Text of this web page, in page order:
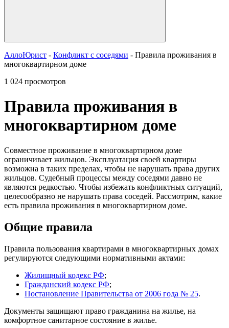
АллоЮрист - Конфликт с соседями - Правила проживания в
многоквартирном доме
1 024 просмотров
Правила проживания в
многоквартирном доме
Совместное проживание в многоквартирном доме
ограничивает жильцов. Эксплуатация своей квартиры
возможна в таких пределах, чтобы не нарушать права других
жильцов. Судебный процессы между соседями давно не
являются редкостью. Чтобы избежать конфликтных ситуаций,
целесообразно не нарушать права соседей. Рассмотрим, какие
есть правила проживания в многоквартирном доме.
Общие правила
Правила пользования квартирами в многоквартирных домах
регулируются следующими нормативными актами:
Жилищный кодекс РФ;
Гражданский кодекс РФ;
Постановление Правительства от 2006 года № 25.
Документы защищают право гражданина на жилье, на
комфортное санитарное состояние в жилье.